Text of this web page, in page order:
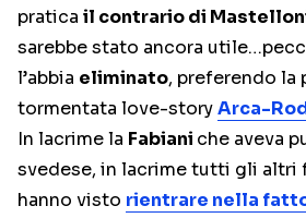
pratica il contrario di
sarebbe stato ancora
l’abbia eliminato, preferendo la
tormentata love-storyArca-
In lacrime la Fabiani che aveva
svedese, in lacrime tutti gli altri
hanno visto rientrare nella